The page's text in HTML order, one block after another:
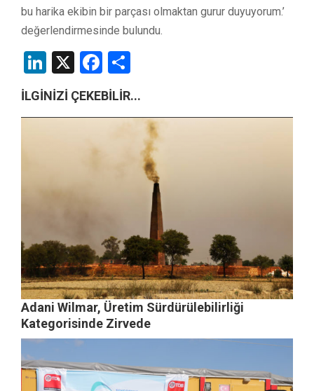
bu harika ekibin bir parçası olmaktan gurur duyuyorum.’
değerlendirmesinde bulundu.
LinkedIn
X Facebook
İLGİNİZİ ÇEKEBİLİR...
Adani Wilmar, Üretim Sürdürülebilirliği
Kategorisinde Zirvede